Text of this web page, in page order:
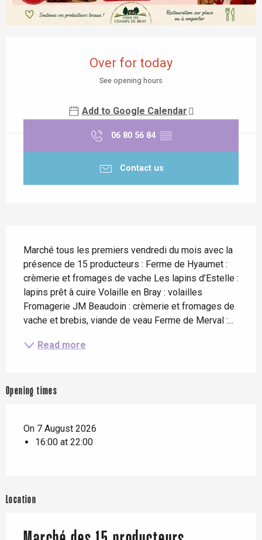
Over for today
See opening hours
Add to Google Calendar
06 80 56 84 ▒▒
Contact us
Marché tous les premiers vendredi du mois avec la
présence de 15 producteurs : Ferme de Hyaumet :
crèmerie et fromages de vache Les lapins d’Estelle :
lapins prêt à cuire Volaille en Bray : volailles
Fromagerie JM Beaudoin : crèmerie et fromages de
vache et brebis, viande de veau Ferme de Merval :...
Read more
Opening times
On 7 August 2026
16:00 at 22:00
Location